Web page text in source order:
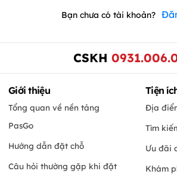
Bạn chưa có tài khoản?
CSKH
Giới thiệu
Tổng quan về nền tảng
PasGo
Hướng dẫn đặt chỗ
Câu hỏi thường gặp khi đặt
Tiện
Địa
Tìm
Ưu đãi
Khám